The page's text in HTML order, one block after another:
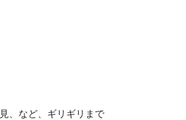
、など、ギリギリまで